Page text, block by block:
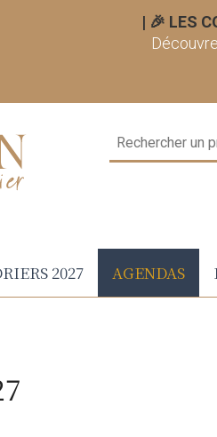
| 🎉 LES
2027 AGENDAS